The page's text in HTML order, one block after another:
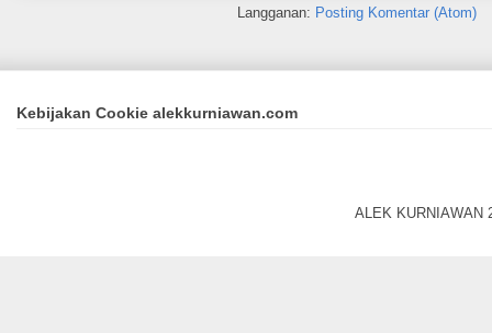
Langganan: Posting Komentar (Atom)
Kebijakan Cookie alekkurniawan.com
ALEK KURNIAWAN